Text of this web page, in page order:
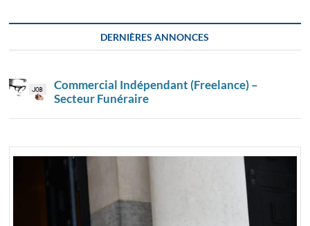
DERNIÈRES ANNONCES
Commercial Indépendant (Freelance) –
Secteur Funéraire